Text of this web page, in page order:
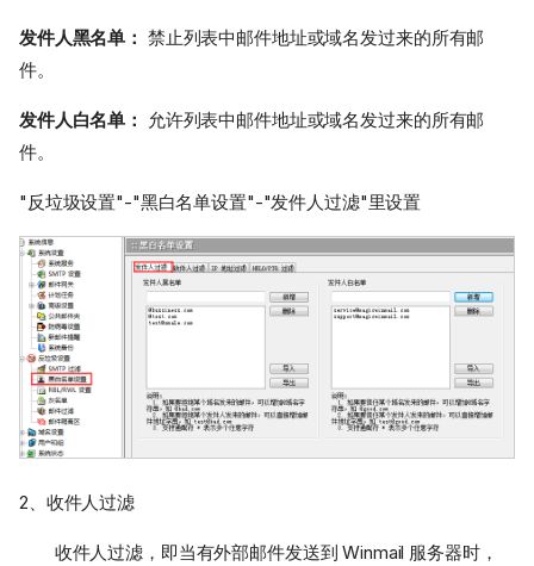
发件人黑名单： 禁止列表中邮件地址或域名发过来的所有邮
件。
发件人白名单：
允许列表中邮件地址或域名发过来的所有邮
件。
"反垃圾设置"-"黑白名单设置"-"发件人过滤"里设置
2、收件人过滤
收件人过滤，即当有外部邮件发送到 Winmail 服务器时，